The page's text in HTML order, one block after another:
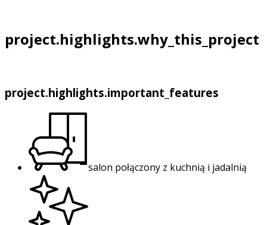
project.highlights.why_this_project
project.highlights.important_features
salon połączony z kuchnią i jadalnią